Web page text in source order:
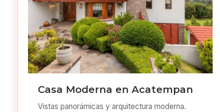
Casa Moderna en Acatempan
Vistas panorámicas y arquitectura moderna.